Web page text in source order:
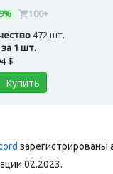
100+
472 шт.
1 шт.
$
Купить
зарегистрированы
02.2023.